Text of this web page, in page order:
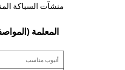
منشآت السباكة
المعلمة
أنبوب مناسب